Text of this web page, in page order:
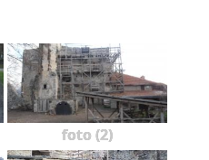
foto (2)